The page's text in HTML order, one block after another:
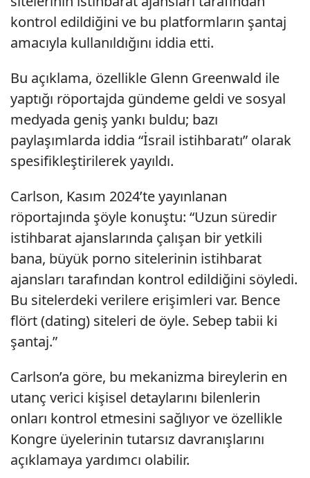
kontrol edildiğini ve bu platformların şantaj
amacıyla kullanıldığını iddia etti.
Bu açıklama, özellikle Glenn Greenwald ile
yaptığı röportajda gündeme geldi ve sosyal
medyada geniş yankı buldu; bazı
paylaşımlarda iddia “İsrail istihbaratı” olarak
spesifikleştirilerek yayıldı.
Carlson, Kasım 2024’te yayınlanan
röportajında şöyle konuştu: “Uzun süredir
istihbarat ajanslarında çalışan bir yetkili
bana, büyük porno sitelerinin istihbarat
ajansları tarafından kontrol edildiğini söyledi.
Bu sitelerdeki verilere erişimleri var. Bence
flört (dating) siteleri de öyle. Sebep tabii ki
şantaj.”
Carlson’a göre, bu mekanizma bireylerin en
utanç verici kişisel detaylarını bilenlerin
onları kontrol etmesini sağlıyor ve özellikle
Kongre üyelerinin tutarsız davranışlarını
açıklamaya yardımcı olabilir.